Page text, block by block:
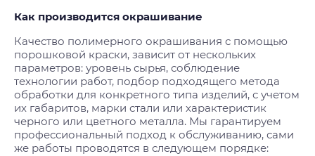
Как производится окрашивание
Качество полимерного окрашивания с помощью
порошковой краски, зависит от нескольких
параметров: уровень сырья, соблюдение
технологии работ, подбор подходящего метода
обработки для конкретного типа изделий, с учетом
их габаритов, марки стали или характеристик
черного или цветного металла. Мы гарантируем
профессиональный подход к обслуживанию, сами
же работы проводятся в следующем порядке: